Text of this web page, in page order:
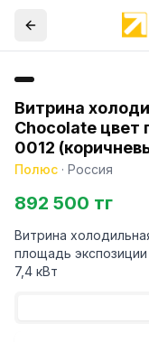
Витрина
Chocolate цвет
0012
Полюс · Россия
892 500 тг
Витрина
площадь экспозиции
7,4 кВт